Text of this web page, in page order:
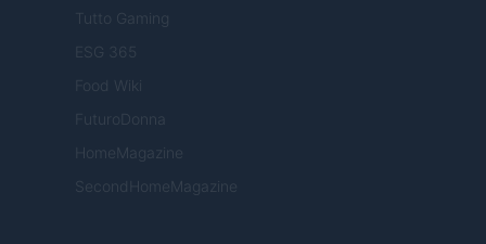
Tutto Gaming
ESG 365
Food Wiki
FuturoDonna
HomeMagazine
SecondHomeMagazine